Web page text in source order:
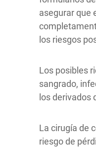
asegurar que
los riesgos
Los posibles
sangrado,
los derivados
La cirugía de
riesgo de